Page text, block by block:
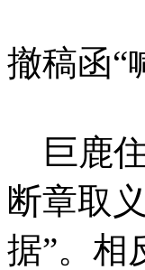
撤稿函“
巨鹿住
断章取
据”。相